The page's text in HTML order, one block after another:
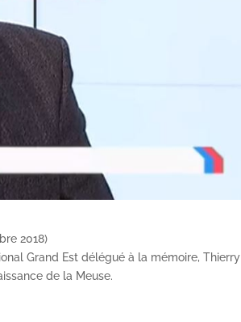
2018)
Grand Est délégué à la mémoire, Thierry
de la Meuse.